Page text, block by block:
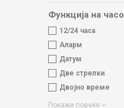
Функција на
12/24 часа
Аларм
Датум
Две стрелки
Двојно време
Покажи повеќе